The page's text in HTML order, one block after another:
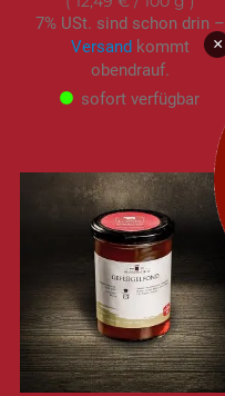
7% USt. sind schon drin –
Versandkommt
obendrauf.
sofort verfügbar
×